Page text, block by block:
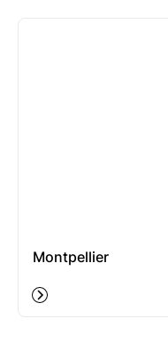
Montpellier